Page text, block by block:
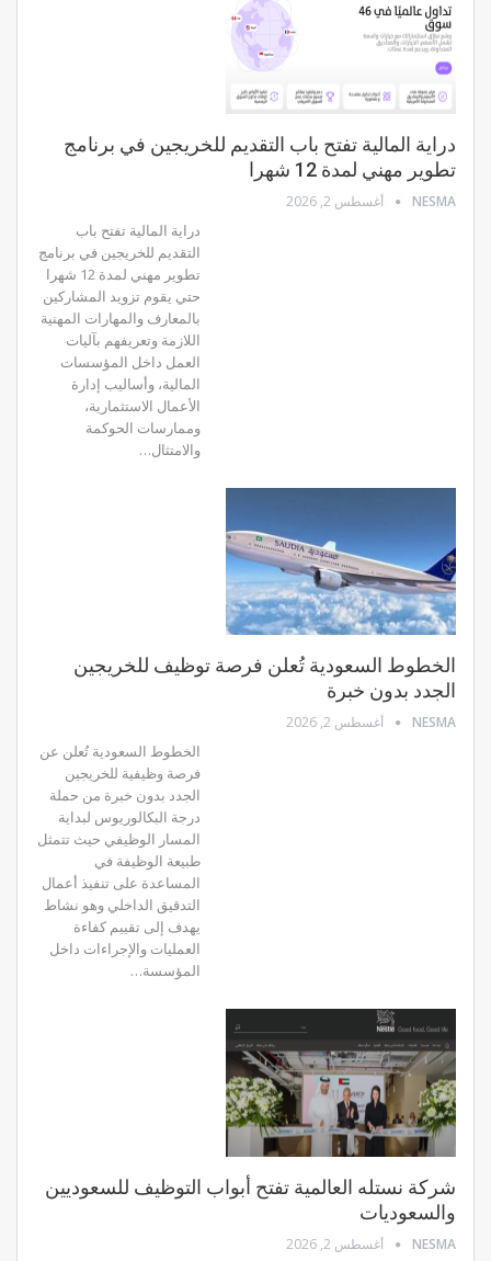
دراية المالية تفتح باب التقديم للخريجين في برنامج
تطوير مهني لمدة 12 شهرا
NESMA أغسطس 2, 2026
دراية المالية تفتح باب
التقديم للخريجين في برنامج
تطوير مهني لمدة 12 شهرا
حتي يقوم تزويد المشاركين
بالمعارف والمهارات المهنية
اللازمة وتعريفهم بآليات
العمل داخل المؤسسات
المالية، وأساليب إدارة
الأعمال الاستثمارية،
وممارسات الحوكمة
والامتثال…
الخطوط السعودية تُعلن فرصة توظيف للخريجين
الجدد بدون خبرة
NESMA أغسطس 2, 2026
الخطوط السعودية تُعلن عن
فرصة وظيفية للخريجين
الجدد بدون خبرة من حملة
درجة البكالوريوس لبداية
المسار الوظيفي حيث تتمثل
طبيعة الوظيفة في
المساعدة على تنفيذ أعمال
التدقيق الداخلي وهو نشاط
يهدف إلى تقييم كفاءة
العمليات والإجراءات داخل
المؤسسة…
شركة نستله العالمية تفتح أبواب التوظيف للسعوديين
والسعوديات
NESMA أغسطس 2, 2026